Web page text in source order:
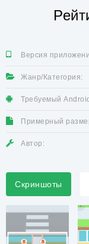
Версия
Жанр/Категория:
Требуемый
Примерный
Автор:
Скриншоты